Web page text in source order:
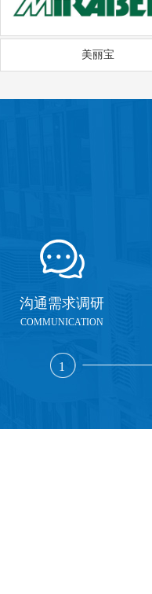
美丽宝
沟通需求调研
COMMUNICATION
1